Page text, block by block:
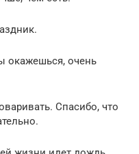
окажешься, очень
Спасибо, что